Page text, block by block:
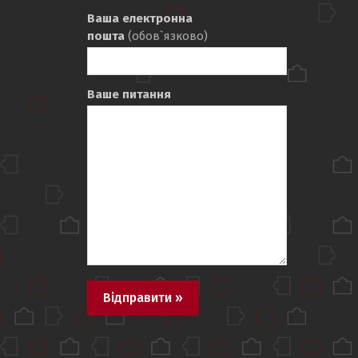
Ваша електронна
пошта (обов`язково)
Ваше питання